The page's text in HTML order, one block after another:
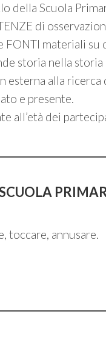
della Scuola
di
FONTI materiali
storia nella storia
esterna alla
e presente.
all’età dei
toccare, annusare.